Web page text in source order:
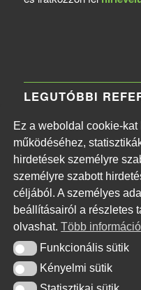
Ez a weboldal cookie-kat
működéséhez,
hirdetések személyre
személyre szabott
céljából. A személyes
beállításairól a részletes
olvashat.Több információ
Funkcionális sütik
Funkcionális sütik
Kényelmi sütik
Kényelmi sütik
LEGUTÓBBI
MTVA Központi
2026-06-11 - 13:30
Naphegy téri MTI
2026-06-11 - 13:26
Budapest Főváros
2026-06-11 - 13:20
XVI. kerületi
telepítése
2026-06-11 - 13:17